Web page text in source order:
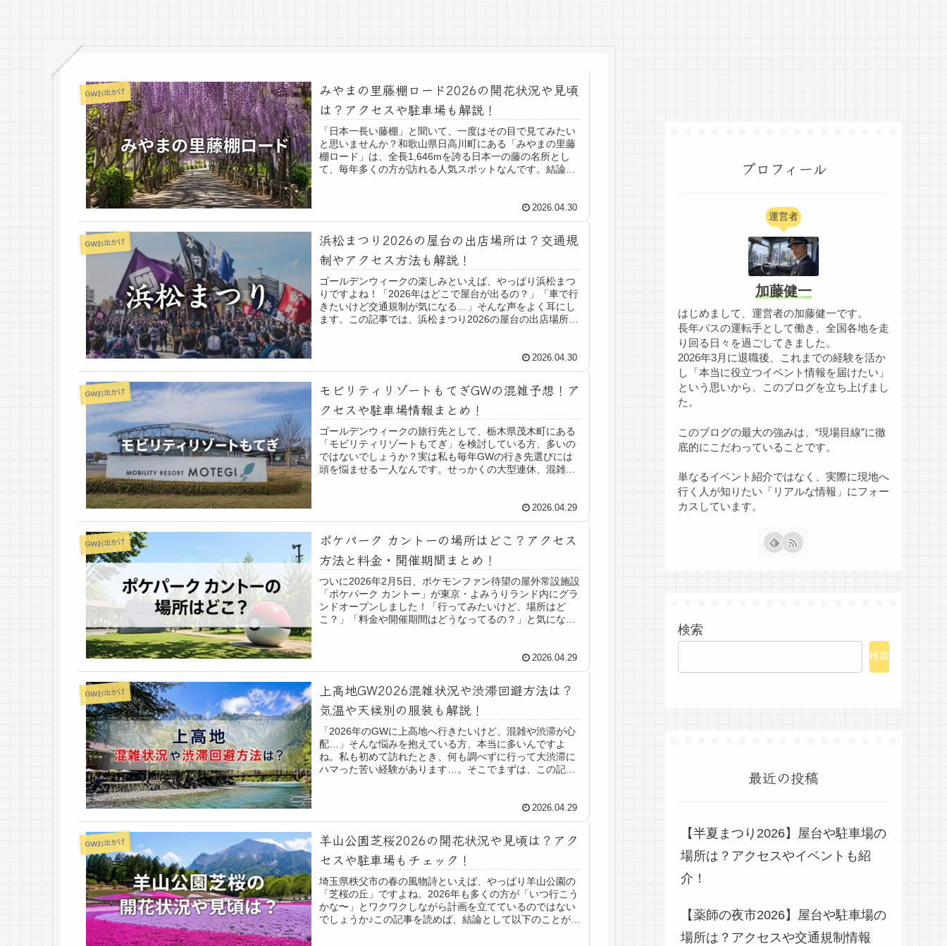
GWお出かけ
みやまの里藤棚ロード2026の開花状況や見頃
は？アクセスや駐車場も解説！
「日本一長い藤棚」と聞いて、一度はその目で見てみたい
と思いませんか？和歌山県日高川町にある「みやまの里藤
棚ロード」は、全長1,646mを誇る日本一の藤の名所とし
て、毎年多くの方が訪れる人気スポットなんです。結論か
2026.04.30
GWお出かけ
浜松まつり2026の屋台の出店場所は？交通規
制やアクセス方法も解説！
ゴールデンウィークの楽しみといえば、やっぱり浜松まつ
りですよね！「2026年はどこで屋台が出るの？」「車で行
きたいけど交通規制が気になる…」そんな声をよく耳にし
ます。この記事では、浜松まつり2026の屋台の出店場所、
2026.04.30
GWお出かけ
モビリティリゾートもてぎGWの混雑予想！ア
クセスや駐車場情報まとめ！
ゴールデンウィークの旅行先として、栃木県茂木町にある
「モビリティリゾートもてぎ」を検討している方、多いの
ではないでしょうか？実は私も毎年GWの行き先選びには
頭を悩ませる一人なんです。せっかくの大型連休、混雑で
2026.04.29
GWお出かけ
ポケパーク カントーの場所はどこ？アクセス
方法と料金・開催期間まとめ！
ついに2026年2月5日、ポケモンファン待望の屋外常設施設
「ポケパーク カントー」が東京・よみうりランド内にグラ
ンドオープンしました！「行ってみたいけど、場所はど
こ？」「料金や開催期間はどうなってるの？」と気になっ
2026.04.29
GWお出かけ
上高地GW2026混雑状況や渋滞回避方法は？
気温や天候別の服装も解説！
「2026年のGWに上高地へ行きたいけど、混雑や渋滞が心
配…」そんな悩みを抱えている方、本当に多いんですよ
ね。私も初めて訪れたとき、何も調べずに行って大渋滞に
ハマった苦い経験があります…。そこでまずは、この記事
2026.04.29
GWお出かけ
羊山公園芝桜2026の開花状況や見頃は？アク
セスや駐車場もチェック！
埼玉県秩父市の春の風物詩といえば、やっぱり羊山公園の
「芝桜の丘」ですよね。2026年も多くの方が「いつ行こう
かな〜」とワクワクしながら計画を立てているのではない
でしょうか♪この記事を読めば、結論として以下のことが一
プロフィール
運営者
加藤健一
はじめまして、運営者の加藤健一です。
長年バスの運転手として働き、全国各地を走
り回る日々を過ごしてきました。
2026年3月に退職後、これまでの経験を活か
し「本当に役立つイベント情報を届けたい」
という思いから、このブログを立ち上げまし
た。
このブログの最大の強みは、“現場目線”に徹
底的にこだわっていることです。
単なるイベント紹介ではなく、実際に現地へ
行く人が知りたい「リアルな情報」にフォー
カスしています。
検索
検索
最近の投稿
【半夏まつり2026】屋台や駐車場の
場所は？アクセスやイベントも紹
介！
【薬師の夜市2026】屋台や駐車場の
場所は？アクセスや交通規制情報